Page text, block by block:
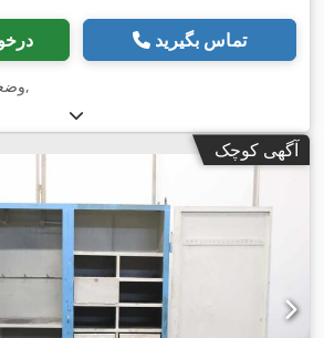
تماس بگیرید
,
آگهی کوچک